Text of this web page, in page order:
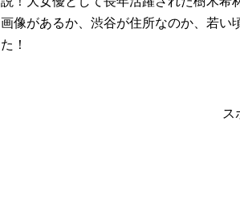
画像があるか、渋谷が住所なのか、若い
た！
ス